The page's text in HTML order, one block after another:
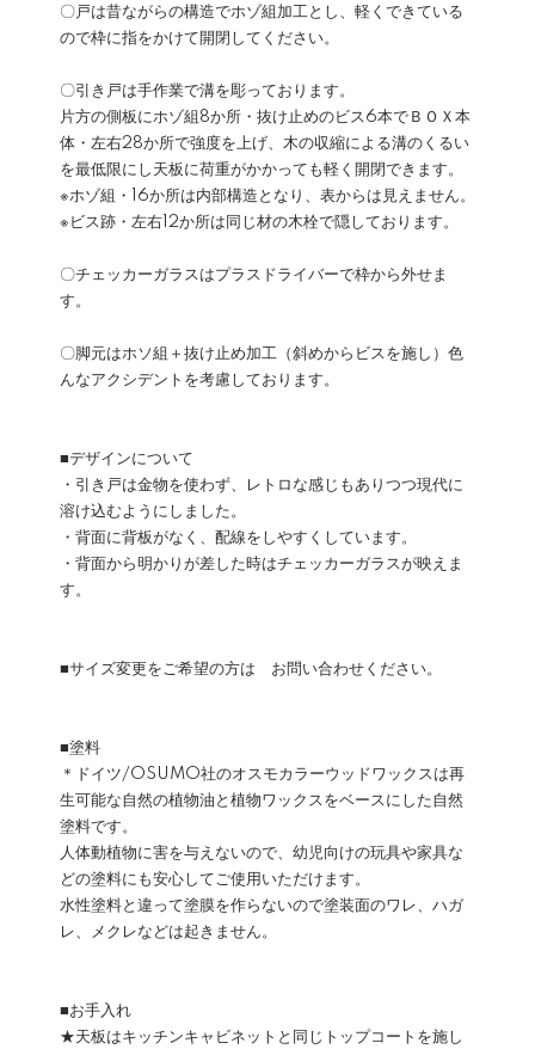
〇戸は昔ながらの構造でホゾ組加工とし、軽くできている
ので枠に指をかけて開閉してください。
〇引き戸は手作業で溝を彫っております。
片方の側板にホゾ組8か所・抜け止めのビス6本でＢＯＸ本
体・左右28か所で強度を上げ、木の収縮による溝のくるい
を最低限にし天板に荷重がかかっても軽く開閉できます。
※ホゾ組・16か所は内部構造となり、表からは見えません。
※ビス跡・左右12か所は同じ材の木栓で隠しております。
〇チェッカーガラスはプラスドライバーで枠から外せま
す。
〇脚元はホソ組＋抜け止め加工（斜めからビスを施し）色
んなアクシデントを考慮しております。
■デザインについて
・引き戸は金物を使わず、レトロな感じもありつつ現代に
溶け込むようにしました。
・背面に背板がなく、配線をしやすくしています。
・背面から明かりが差した時はチェッカーガラスが映えま
す。
■サイズ変更をご希望の方は お問い合わせください。
■塗料
＊ドイツ/OSUMO社のオスモカラーウッドワックスは再
生可能な自然の植物油と植物ワックスをベースにした自然
塗料です。
人体動植物に害を与えないので、幼児向けの玩具や家具な
どの塗料にも安心してご使用いただけます。
水性塗料と違って塗膜を作らないので塗装面のワレ、ハガ
レ、メクレなどは起きません。
■お手入れ
★天板はキッチンキャビネットと同じトップコートを施し